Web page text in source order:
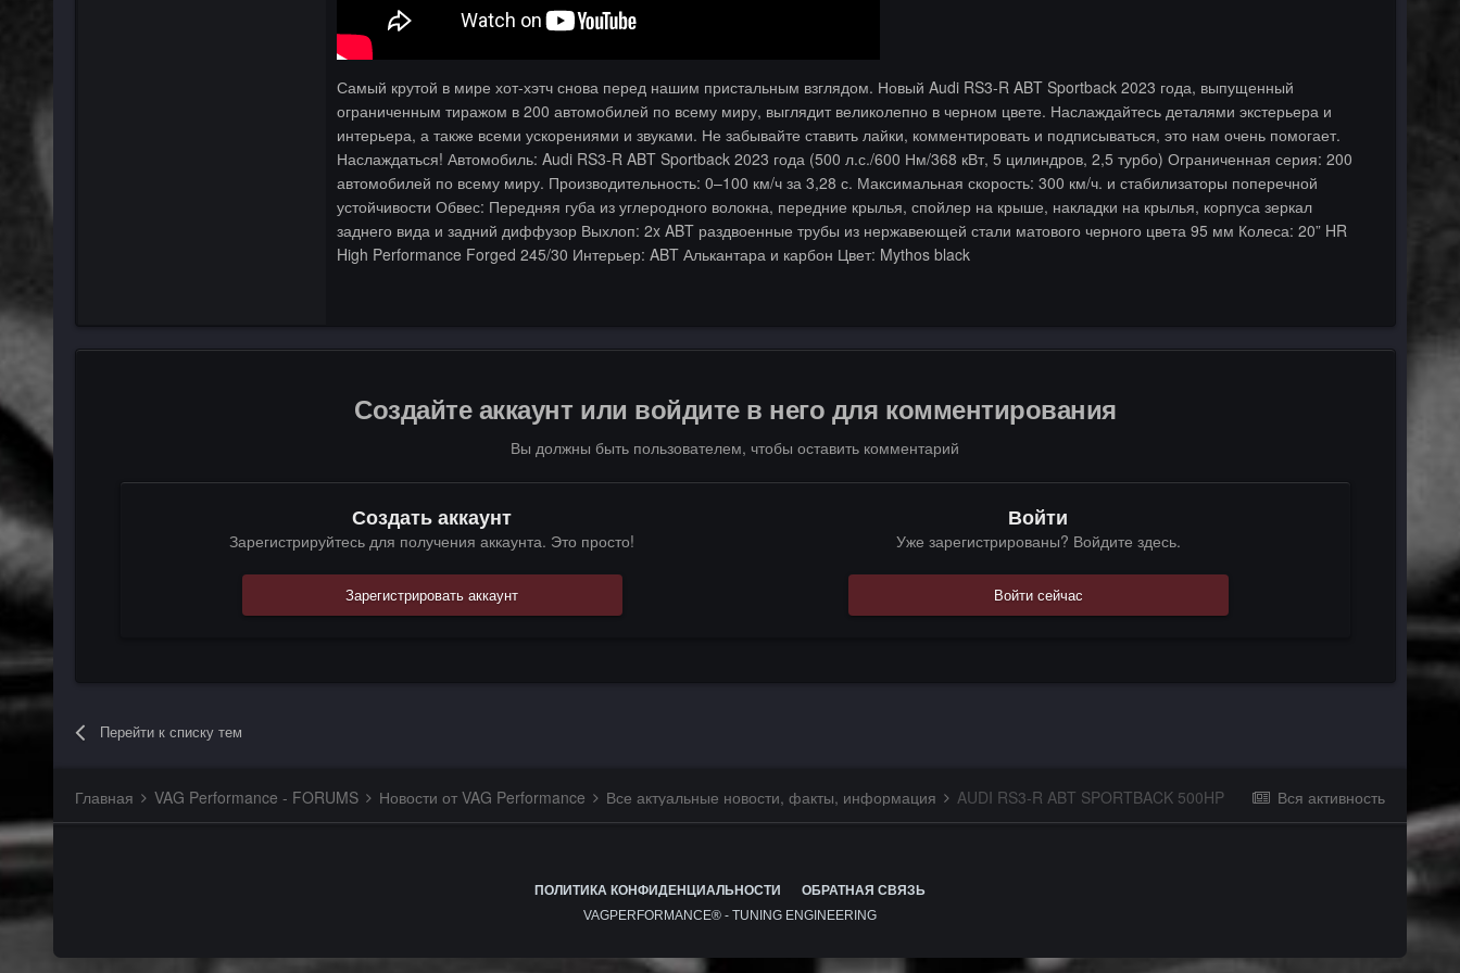
Самый крутой в мире хот-хэтч снова перед нашим пристальным взглядом. Новый Audi RS3-R ABT Sportback 2023 года, выпущенный
ограниченным тиражом в 200 автомобилей по всему миру, выглядит великолепно в черном цвете. Наслаждайтесь деталями экстерьера и
интерьера, а также всеми ускорениями и звуками. Не забывайте ставить лайки, комментировать и подписываться, это нам очень помогает.
Наслаждаться! Автомобиль: Audi RS3-R ABT Sportback 2023 года (500 л.с./600 Нм/368 кВт, 5 цилиндров, 2,5 турбо) Ограниченная серия: 200
автомобилей по всему миру. Производительность: 0–100 км/ч за 3,28 с. Максимальная скорость: 300 км/ч. и стабилизаторы поперечной
устойчивости Обвес: Передняя губа из углеродного волокна, передние крылья, спойлер на крыше, накладки на крылья, корпуса зеркал
заднего вида и задний диффузор Выхлоп: 2x ABT раздвоенные трубы из нержавеющей стали матового черного цвета 95 мм Колеса: 20” HR
High Performance Forged 245/30 Интерьер: ABT Алькантара и карбон Цвет: Mythos black
Создайте аккаунт или войдите в него для комментирования
Вы должны быть пользователем, чтобы оставить комментарий
Создать аккаунт
Зарегистрируйтесь для получения аккаунта. Это просто!
Зарегистрировать аккаунт
Войти
Уже зарегистрированы? Войдите здесь.
Войти сейчас
Перейти к списку тем
Вся активность
Главная VAG Performance - FORUMS Новости от VAG Performance Все актуальные новости, факты, информация AUDI RS3-R ABT SPORTBACK 500HP
ПОЛИТИКА КОНФИДЕНЦИАЛЬНОСТИ
ОБРАТНАЯ СВЯЗЬ
VAGPERFORMANCE® - TUNING ENGINEERING